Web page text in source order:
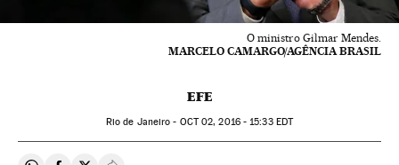
O ministro Gilmar Mendes.
MARCELO CAMARGO/AGÊNCIA BRASIL
EFE
Rio de Janeiro - OCT02, 2016 - 15:33EDT